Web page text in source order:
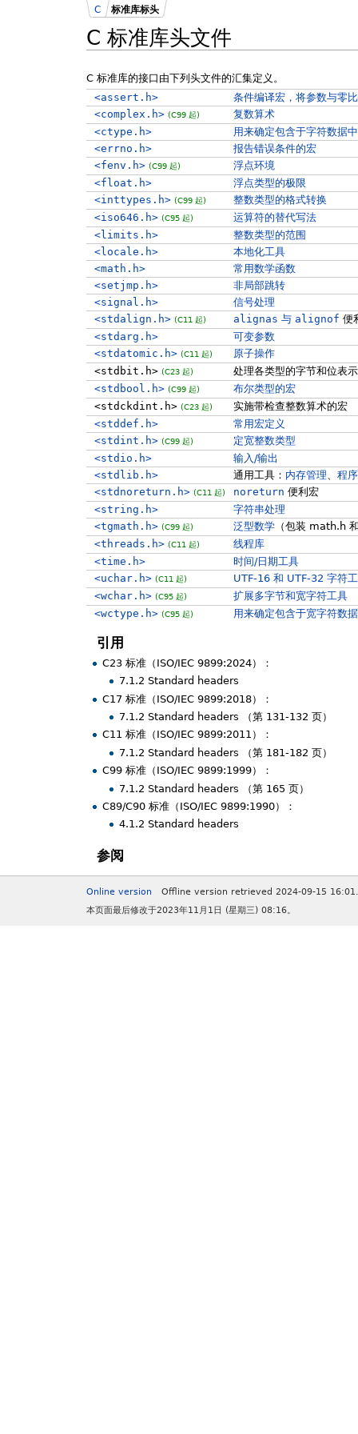
C 标准库头文件
C 标准库标头
C 标准库的接口由下列头文件的汇集定义。
<assert.h>
条件编译宏，将参数与零
<complex.h> (C99 起)
复数算术
<ctype.h>
用来确定包含于字符数据
<errno.h>
报告错误条件的宏
<fenv.h> (C99 起)
浮点环境
<float.h>
浮点类型的极限
<inttypes.h> (C99 起)
整数类型的格式转换
<iso646.h> (C95 起)
运算符的替代写法
<limits.h>
整数类型的范围
<locale.h>
本地化工具
<math.h>
常用数学函数
<setjmp.h>
非局部跳转
<signal.h>
信号处理
<stdalign.h> (C11 起) alignas 与 alignof 便
<stdarg.h>
可变参数
<stdatomic.h> (C11 起)
原子操作
<stdbit.h> (C23 起)
处理各类型的字节和位表
<stdbool.h> (C99 起)
布尔类型的宏
<stdckdint.h> (C23 起)
实施带检查整数算术的宏
<stddef.h>
常用宏定义
<stdint.h> (C99 起)
定宽整数类型
<stdio.h>
输入/输出
<stdlib.h>
通用工具： 内存管理
程
<stdnoreturn.h> (C11 起) noreturn 便利宏
<string.h>
字符串处理
<tgmath.h> (C99 起) 泛型数学（包装 math.h
<threads.h> (C11 起)
线程库
<time.h>
时间/日期工具
<uchar.h> (C11 起)
UTF-16 和 UTF-32 字符
<wchar.h> (C95 起)
扩展多字节和宽字符工具
<wctype.h> (C95 起) 用来确定包含于宽字符数
引用
C23 标准（ISO/IEC 9899:2024）：
7.1.2 Standard headers
C17 标准（ISO/IEC 9899:2018）：
7.1.2 Standard headers （第 131-132 页）
C11 标准（ISO/IEC 9899:2011）：
7.1.2 Standard headers （第 181-182 页）
C99 标准（ISO/IEC 9899:1999）：
7.1.2 Standard headers （第 165 页）
C89/C90 标准（ISO/IEC 9899:1990）：
4.1.2 Standard headers
参阅
Online version
Offline version retrieved 2024-09-15 16:01.
本页面最后修改于2023年11月1日 (星期三) 08:16。